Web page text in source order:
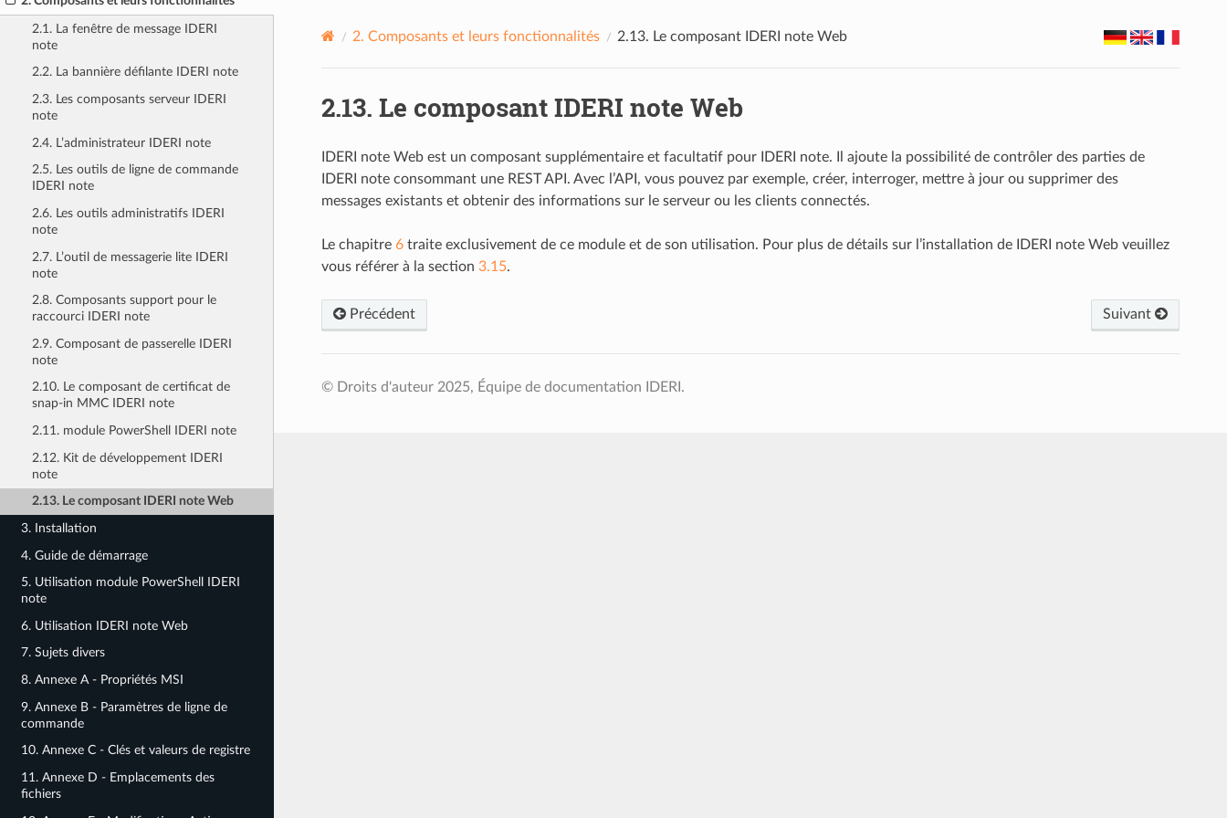
2.1. La fenêtre de message IDERI
note
2.2. La bannière défilante IDERI note
2.3. Les composants serveur IDERI
note
2.4. L’administrateur IDERI note
2.5. Les outils de ligne de commande
IDERI note
2.6. Les outils administratifs IDERI
note
2.7. L’outil de messagerie lite IDERI
note
2.8. Composants support pour le
raccourci IDERI note
2.9. Composant de passerelle IDERI
note
2.10. Le composant de certificat de
snap-in MMC IDERI note
2.11. module PowerShell IDERI note
2.12. Kit de développement IDERI
note
2.13. Le composant IDERI note Web
3. Installation
4. Guide de démarrage
5. Utilisation module PowerShell IDERI
note
6. Utilisation IDERI note Web
7. Sujets divers
8. Annexe A - Propriétés MSI
9. Annexe B - Paramètres de ligne de
commande
10. Annexe C - Clés et valeurs de registre
11. Annexe D - Emplacements des
fichiers
2. Composants et leurs fonctionnalités 2.13. Le composant IDERI note Web
2.13. Le composant IDERI note Web
IDERI note Web est un composant supplémentaire et facultatif pour IDERI note. Il ajoute la possibilité de contrôler des parties de
IDERI note consommant une REST API. Avec l’API, vous pouvez par exemple, créer, interroger, mettre à jour ou supprimer des
messages existants et obtenir des informations sur le serveur ou les clients connectés.
Le chapitre 6traite exclusivement de ce module et de son utilisation. Pour plus de détails sur l’installation de IDERI note Web veuillez
vous référer à la section 3.15.
Précédent Suivant
© Droits d'auteur 2025, Équipe de documentation IDERI.